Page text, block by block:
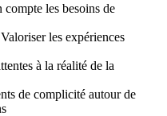
compte les besoins de
les expériences
à la réalité de la
de complicité autour de